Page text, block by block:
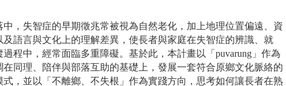
中，失智症的早期徵兆常被視為自然老化，加上地理位置偏遠、資
及語言與文化上的理解差異，使長者與家庭在失智症的辨識、就
程中，經常面臨多重障礙。基於此，本計畫以「 puvarung 」作為
在同理、陪伴與部落互助的基礎上，發展一套符合原鄉文化脈絡的
式，並以「不離鄉、不失根」作為實踐方向，思考如何讓長者在熟